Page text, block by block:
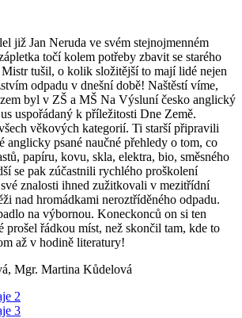
již Jan Neruda ve svém stejnojmenném
točí kolem potřeby zbavit se starého
tušil, o kolik složitější to mají lidé nejen
odpadu v dnešní době! Naštěstí víme,
byl v ZŠ a MŠ Na Výsluní česko anglický
uspořádaný k příležitosti Dne Země.
věkových kategorií. Ti starší připravili
anglicky psané naučné přehledy o tom, co
papíru, kovu, skla, elektra, bio, směsného
se pak zúčastnili rychlého proškolení
své znalosti ihned zužitkovali v mezitřídní
nad hromádkami neroztříděného odpadu.
na výbornou. Koneckonců on si ten
prošel řádkou míst, než skončil tam, kde to
až v hodině literatury!
Mgr. Martina Kůdelová